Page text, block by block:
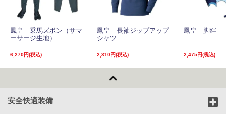
鳳皇 乗馬ズボン（サマ
ーサージ生地）
6,270円(税込)
鳳皇 長袖ジップアップ
シャツ
2,310円(税込)
鳳皇 脚絆
2,475円(税込)
安全快適装備